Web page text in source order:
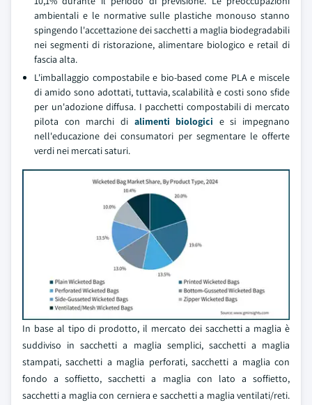
ambientali e le normative sulle plastiche monouso stanno
spingendo l'accettazione dei sacchetti a maglia biodegradabili
nei segmenti di ristorazione, alimentare biologico e retail di
fascia alta.
L'imballaggio compostabile e bio-based come PLA e miscele
di amido sono adottati, tuttavia, scalabilità e costi sono sfide
per un'adozione diffusa. I pacchetti compostabili di mercato
pilota con marchi di alimenti biologici e si impegnano
nell'educazione dei consumatori per segmentare le offerte
verdi nei mercati saturi.
In base al tipo di prodotto, il mercato dei sacchetti a maglia è
suddiviso in sacchetti a maglia semplici, sacchetti a maglia
stampati, sacchetti a maglia perforati, sacchetti a maglia con
fondo a soffietto, sacchetti a maglia con lato a soffietto,
sacchetti a maglia con cerniera e sacchetti a maglia ventilati/reti.